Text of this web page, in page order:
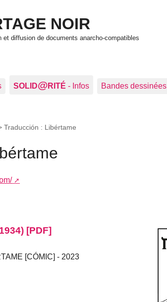
NOIR
et diffusion de documents anarcho-compatibles
SOLID@RITÉ - Infos Bandes dessinées
Traducción : Libértame
[PDF]
[CÓMIC] - 2023